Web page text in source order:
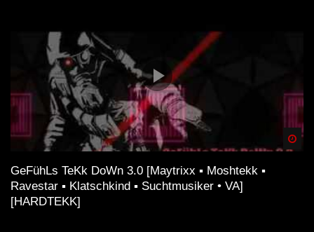
GeFühLs TeKk DoWn 3.0 [Maytrixx ▪ Moshtekk ▪
Ravestar ▪ Klatschkind ▪ Suchtmusiker • VA]
[HARDTEKK]